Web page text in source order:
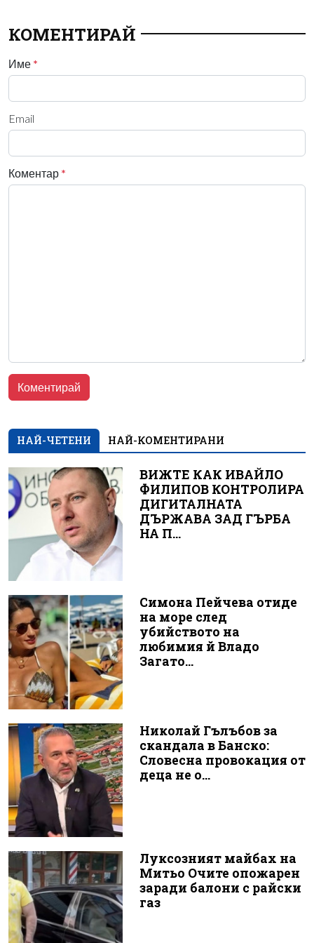
КОМЕНТИРАЙ
Име *
Email
Коментар *
НАЙ-ЧЕТЕНИ НАЙ-КОМЕНТИРАНИ
ВИЖТЕ КАК ИВАЙЛО
ФИЛИПОВ КОНТРОЛИРА
ДИГИТАЛНАТА
ДЪРЖАВА ЗАД ГЪРБА
НА П...
Симона Пейчева отиде
на море след
убийството на
любимия й Владо
Загато...
Николай Гълъбов за
скандала в Банско:
Словесна провокация от
деца не о...
Луксозният майбах на
Митьо Очите опожарен
заради балони с райски
газ